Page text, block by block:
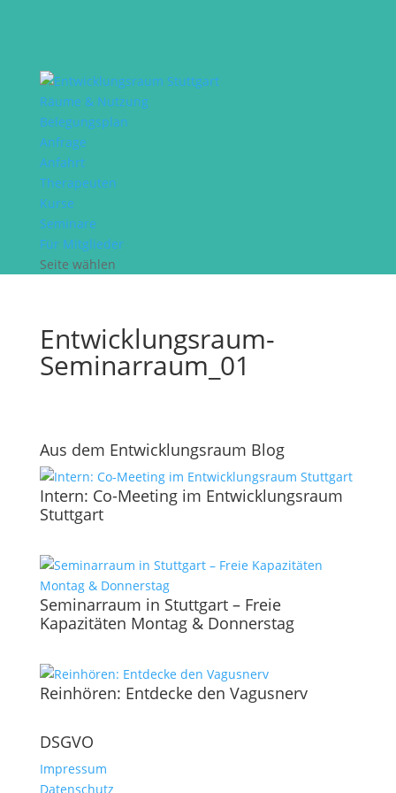
Räume & Nutzung
Belegungsplan
Anfrage
Anfahrt
Therapeuten
Kurse
Seminare
Für Mitglieder
Seite wählen
Entwicklungsraum-
Seminarraum_01
Aus dem Entwicklungsraum Blog
Intern: Co-Meeting im Entwicklungsraum
Stuttgart
Seminarraum in Stuttgart – Freie
Kapazitäten Montag & Donnerstag
Reinhören: Entdecke den Vagusnerv
DSGVO
Impressum
Datenschutz